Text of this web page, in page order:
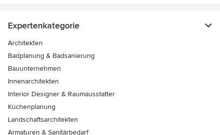
Expertenkategorie
Architekten
Badplanung & Badsanierung
Bauunternehmen
Innenarchitekten
Interior Designer & Raumausstatter
Küchenplanung
Landschaftsarchitekten
Armaturen & Sanitärbedarf